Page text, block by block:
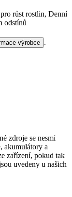
růst rostlin, Denní
odstínů
výrobce .
zdroje se nesmí
akumulátory a
zařízení, pokud tak
uvedeny u našich